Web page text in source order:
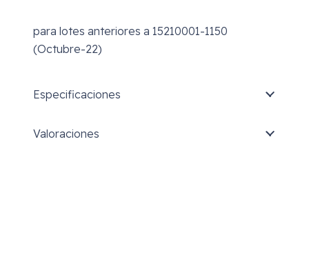
para lotes anteriores a 15210001-1150
(Octubre-22)
Especificaciones
Valoraciones